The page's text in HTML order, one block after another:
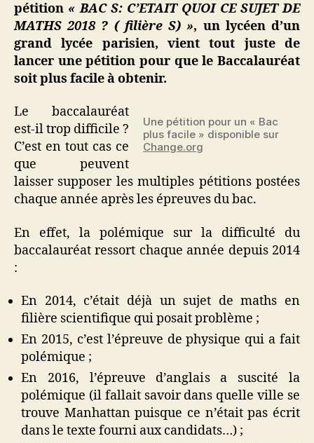
Baccalauréat
soit
plus
facile
!
pétition « BAC S: C’ETAIT QUOI CE SUJET DE
MATHS 2018 ? ( filière S) », un lycéen d’un
grand lycée parisien, vient tout juste de
lancer une pétition pour que le Baccalauréat
soit plus facile à obtenir.
Une pétition pour un « Bac
plus facile » disponible sur
Change.org
Le baccalauréat
est-il trop difficile ?
C’est en tout cas ce
que peuvent
laisser supposer les multiples pétitions postées
chaque année après les épreuves du bac.
En effet, la polémique sur la difficulté du
baccalauréat ressort chaque année depuis 2014
:
En 2014, c’était déjà un sujet de maths en
filière scientifique qui posait problème ;
En 2015, c’est l’épreuve de physique qui a fait
polémique ;
En 2016, l’épreuve d’anglais a suscité la
polémique (il fallait savoir dans quelle ville se
trouve Manhattan puisque ce n’était pas écrit
dans le texte fourni aux candidats…) ;